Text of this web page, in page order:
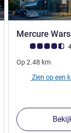
Mercure
Avis-
Op2.48 km
Zien op een